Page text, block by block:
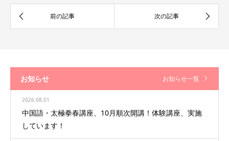
お知らせ お知らせ一覧
2026.08.01
中国語・太極拳春講座、10月順次開講！体験講座、実施
しています！